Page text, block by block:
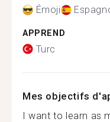
Émoji
APPREND
Turc
Mes objectifs
I want to learn as